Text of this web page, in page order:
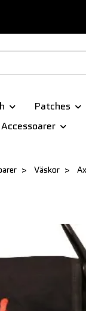
Patches
Accessoarer
Väskor